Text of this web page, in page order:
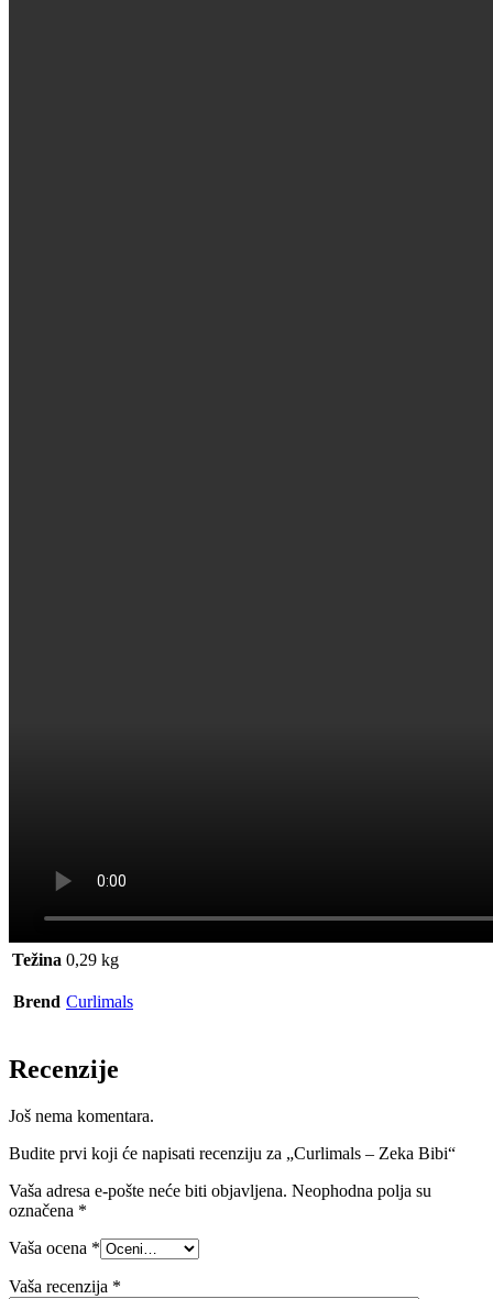
Težina 0,29 kg
Brend Curlimals
Recenzije
Još nema komentara.
Budite prvi koji će napisati recenziju za „Curlimals – Zeka Bibi“
Vaša adresa e-pošte neće biti objavljena. Neophodna polja su
označena *
Vaša ocena *
Vaša recenzija *